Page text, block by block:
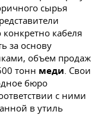
сырья
кабеля
за основу
объем продаж
тонн меди. Свои
бюро
с ними
в утиль